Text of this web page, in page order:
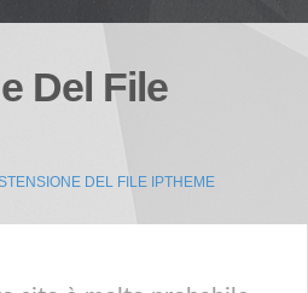
Del File
DEL FILE IPTHEME